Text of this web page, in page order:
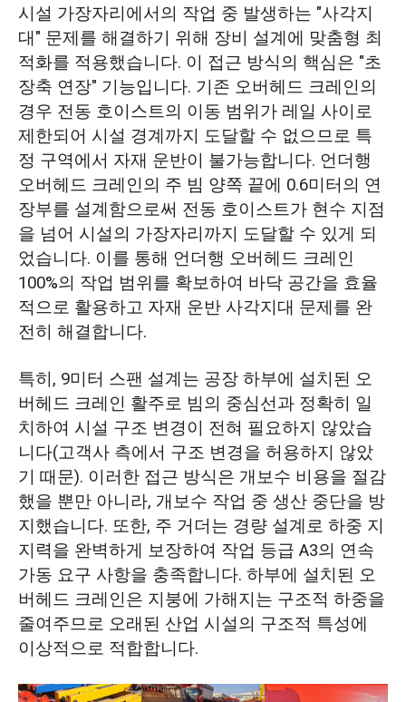
시설 가장자리에서의 작업 중 발생하는 "사각지
대" 문제를 해결하기 위해 장비 설계에 맞춤형 최
적화를 적용했습니다. 이 접근 방식의 핵심은 "초
장축 연장" 기능입니다. 기존 오버헤드 크레인의
경우 전동 호이스트의 이동 범위가 레일 사이로
제한되어 시설 경계까지 도달할 수 없으므로 특
정 구역에서 자재 운반이 불가능합니다. 언더행
오버헤드 크레인의 주 빔 양쪽 끝에 0.6미터의 연
장부를 설계함으로써 전동 호이스트가 현수 지점
을 넘어 시설의 가장자리까지 도달할 수 있게 되
었습니다. 이를 통해 언더행 오버헤드 크레인
100%의 작업 범위를 확보하여 바닥 공간을 효율
적으로 활용하고 자재 운반 사각지대 문제를 완
전히 해결합니다.
특히, 9미터 스팬 설계는 공장 하부에 설치된 오
버헤드 크레인 활주로 빔의 중심선과 정확히 일
치하여 시설 구조 변경이 전혀 필요하지 않았습
니다(고객사 측에서 구조 변경을 허용하지 않았
기 때문). 이러한 접근 방식은 개보수 비용을 절감
했을 뿐만 아니라, 개보수 작업 중 생산 중단을 방
지했습니다. 또한, 주 거더는 경량 설계로 하중 지
지력을 완벽하게 보장하여 작업 등급 A3의 연속
가동 요구 사항을 충족합니다. 하부에 설치된 오
버헤드 크레인은 지붕에 가해지는 구조적 하중을
줄여주므로 오래된 산업 시설의 구조적 특성에
이상적으로 적합합니다.